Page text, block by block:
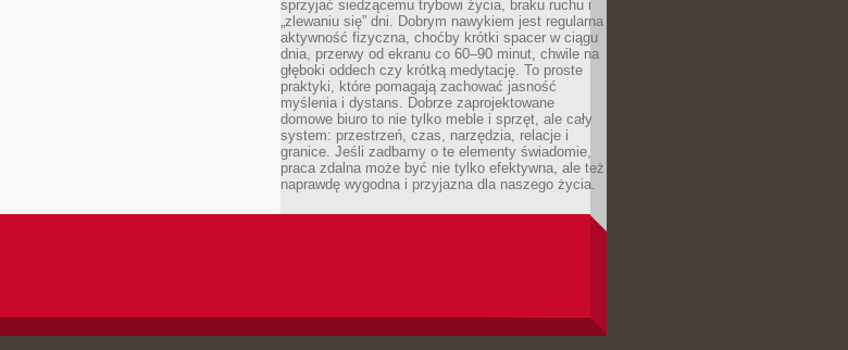
sprzyjać siedzącemu trybowi życia, braku ruchu i
„zlewaniu się” dni. Dobrym nawykiem jest regularna
aktywność fizyczna, choćby krótki spacer w ciągu
dnia, przerwy od ekranu co 60–90 minut, chwile na
głęboki oddech czy krótką medytację. To proste
praktyki, które pomagają zachować jasność
myślenia i dystans. Dobrze zaprojektowane
domowe biuro to nie tylko meble i sprzęt, ale cały
system: przestrzeń, czas, narzędzia, relacje i
granice. Jeśli zadbamy o te elementy świadomie,
praca zdalna może być nie tylko efektywna, ale też
naprawdę wygodna i przyjazna dla naszego życia.